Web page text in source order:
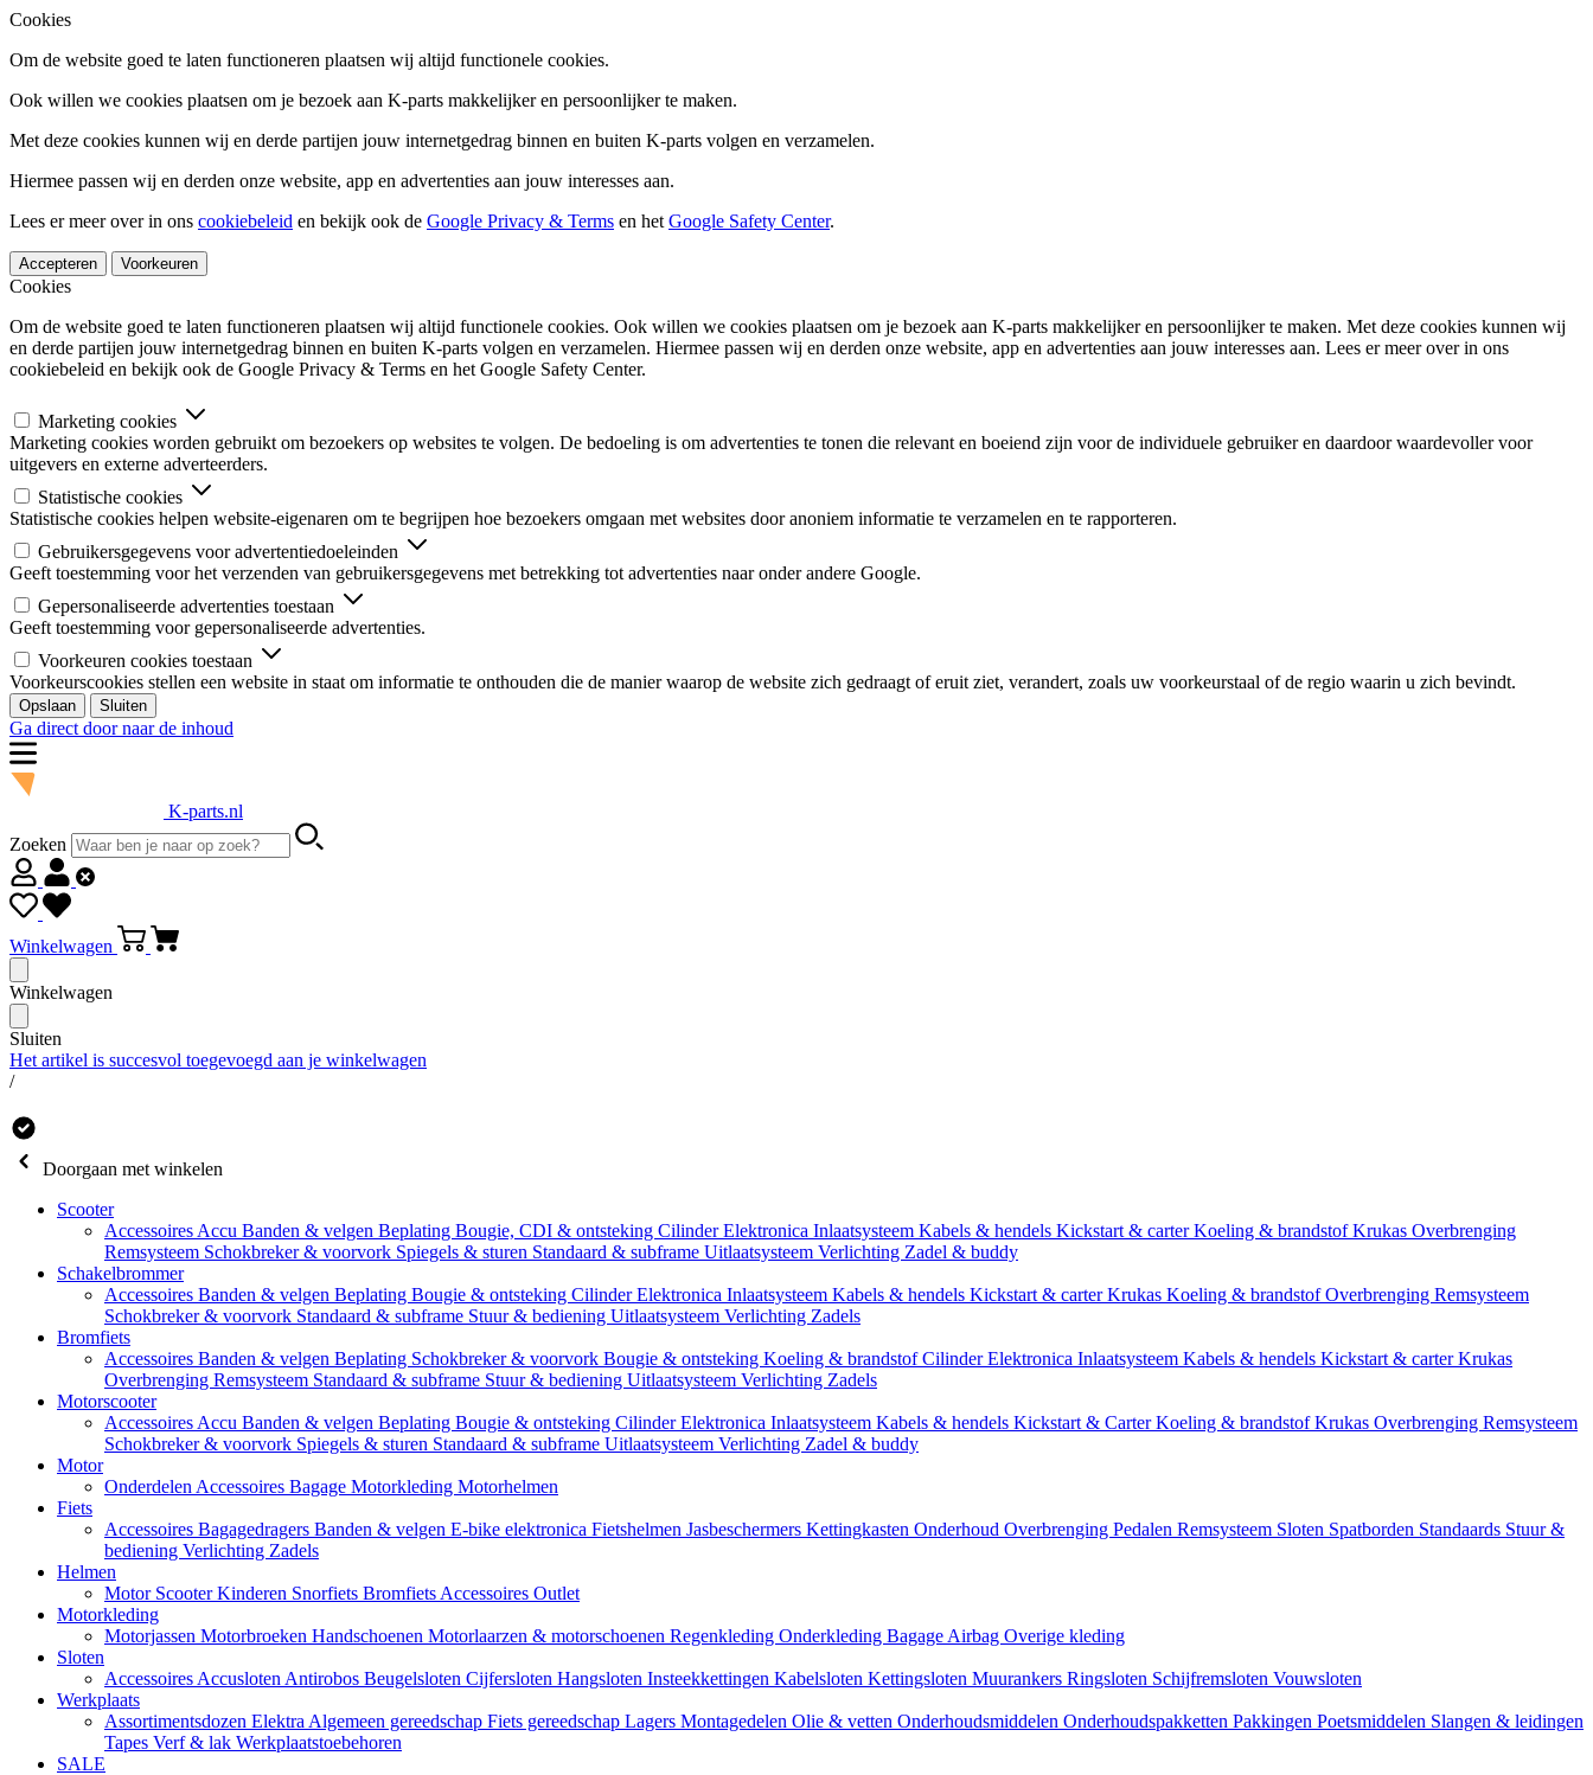
Cookies
Om de website goed te laten functioneren plaatsen wij altijd functionele cookies.
Ook willen we cookies plaatsen om je bezoek aan K-parts makkelijker en persoonlijker te maken.
Met deze cookies kunnen wij en derde partijen jouw internetgedrag binnen en buiten K-parts volgen en verzamelen.
Hiermee passen wij en derden onze website, app en advertenties aan jouw interesses aan.
Lees er meer over in ons cookiebeleid en bekijk ook de Google Privacy & Terms en het Google Safety Center.
Accepteren Voorkeuren
Cookies
Om de website goed te laten functioneren plaatsen wij altijd functionele cookies. Ook willen we cookies plaatsen om je bezoek aan K-parts makkelijker en persoonlijker te maken. Met deze cookies kunnen wij
en derde partijen jouw internetgedrag binnen en buiten K-parts volgen en verzamelen. Hiermee passen wij en derden onze website, app en advertenties aan jouw interesses aan. Lees er meer over in ons
cookiebeleid en bekijk ook de Google Privacy & Terms en het Google Safety Center.
Marketing cookies
Marketing cookies worden gebruikt om bezoekers op websites te volgen. De bedoeling is om advertenties te tonen die relevant en boeiend zijn voor de individuele gebruiker en daardoor waardevoller voor
uitgevers en externe adverteerders.
Statistische cookies
Statistische cookies helpen website-eigenaren om te begrijpen hoe bezoekers omgaan met websites door anoniem informatie te verzamelen en te rapporteren.
Gebruikersgegevens voor advertentiedoeleinden
Geeft toestemming voor het verzenden van gebruikersgegevens met betrekking tot advertenties naar onder andere Google.
Gepersonaliseerde advertenties toestaan
Geeft toestemming voor gepersonaliseerde advertenties.
Voorkeuren cookies toestaan
Voorkeurscookies stellen een website in staat om informatie te onthouden die de manier waarop de website zich gedraagt of eruit ziet, verandert, zoals uw voorkeurstaal of de regio waarin u zich bevindt.
Opslaan Sluiten
Ga direct door naar de inhoud
K-parts.nl
Zoeken
Winkelwagen
Winkelwagen
Sluiten
Het artikel is succesvol toegevoegd aan je winkelwagen
/
Doorgaan met winkelen
Scooter
Accessoires Accu Banden & velgen Beplating Bougie, CDI & ontsteking CilinderElektronica Inlaatsysteem Kabels & hendels Kickstart & carterKoeling & brandstofKrukas Overbrenging
Remsysteem Schokbreker & voorvork Spiegels & sturen Standaard & subframe Uitlaatsysteem Verlichting Zadel & buddy
Schakelbrommer
Accessoires Banden & velgen Beplating Bougie & ontsteking CilinderElektronica Inlaatsysteem Kabels & hendels Kickstart & carterKrukas Koeling & brandstofOverbrenging Remsysteem
Schokbreker & voorvork Standaard & subframe Stuur & bediening Uitlaatsysteem Verlichting Zadels
Bromfiets
Accessoires Banden & velgen Beplating Schokbreker & voorvork Bougie & ontsteking Koeling & brandstofCilinderElektronica Inlaatsysteem Kabels & hendels Kickstart & carterKrukas
Overbrenging Remsysteem Standaard & subframe Stuur & bediening Uitlaatsysteem Verlichting Zadels
Motorscooter
Accessoires Accu Banden & velgen Beplating Bougie & ontsteking CilinderElektronica Inlaatsysteem Kabels & hendels Kickstart & CarterKoeling & brandstofKrukas Overbrenging Remsysteem
Schokbreker & voorvork Spiegels & sturen Standaard & subframe Uitlaatsysteem Verlichting Zadel & buddy
Motor
Onderdelen Accessoires Bagage Motorkleding Motorhelmen
Fiets
Accessoires Bagagedragers Banden & velgen E-bike elektronica Fietshelmen Jasbeschermers Kettingkasten Onderhoud Overbrenging Pedalen Remsysteem Sloten Spatborden Standaards Stuur &
bediening Verlichting Zadels
Helmen
Motor ScooterKinderen Snorfiets Bromfiets Accessoires Outlet
Motorkleding
Motorjassen Motorbroeken Handschoenen Motorlaarzen & motorschoenen Regenkleding Onderkleding Bagage Airbag Overige kleding
Sloten
Accessoires Accusloten Antirobos Beugelsloten Cijfersloten Hangsloten Insteekkettingen Kabelsloten Kettingsloten Muurankers Ringsloten Schijfremsloten Vouwsloten
Werkplaats
Assortimentsdozen Elektra Algemeen gereedschap Fiets gereedschap Lagers Montagedelen Olie & vetten Onderhoudsmiddelen Onderhoudspakketten Pakkingen Poetsmiddelen Slangen & leidingen
Tapes Verf & lak Werkplaatstoebehoren
SALE